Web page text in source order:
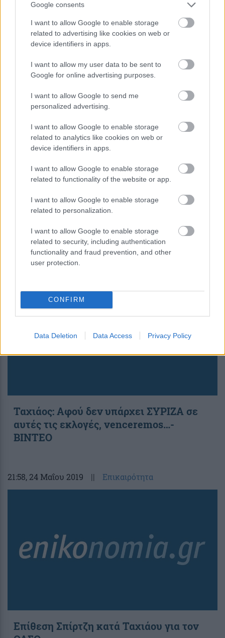
Google consents
I want to allow Google to enable storage
related to advertising like cookies on web or
device identifiers in apps.
I want to allow my user data to be sent to
Google for online advertising purposes.
I want to allow Google to send me
personalized advertising.
I want to allow Google to enable storage
related to analytics like cookies on web or
device identifiers in apps.
I want to allow Google to enable storage
related to functionality of the website or app.
I want to allow Google to enable storage
related to personalization.
I want to allow Google to enable storage
related to security, including authentication
functionality and fraud prevention, and other
user protection.
CONFIRM
Data Deletion Data Access Privacy Policy
Ο Νίκος Ταχιάος νέος πρόεδρος της
Αττικό Μετρό
, 2 Ιουνίου 2019 || Επικαιρότητα
Το exit poll για τον Δήμο
Θεσσαλονίκης – Δείτε τη διαφορά
, 2 Ιουνίου 2019
Ταχιάος: Αφού δεν υπάρχει ΣΥΡΙΖΑ σε
αυτές τις εκλογές, venceremos…-
ΒΙΝΤΕΟ
21:58, 24 Μαΐου 2019 || Επικαιρότητα
Επίθεση Σπίρτζη κατά Ταχιάου για τον